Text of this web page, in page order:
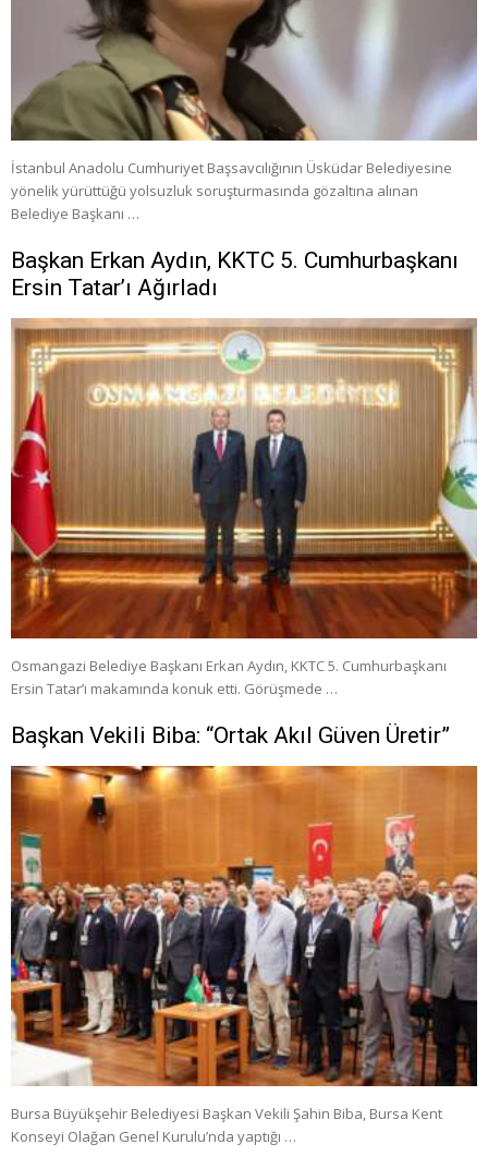
İstanbul Anadolu Cumhuriyet Başsavcılığının Üsküdar Belediyesine
yönelik yürüttüğü yolsuzluk soruşturmasında gözaltına alınan
Belediye Başkanı …
Başkan Erkan Aydın, KKTC 5. Cumhurbaşkanı
Ersin Tatar’ı Ağırladı
Osmangazi Belediye Başkanı Erkan Aydın, KKTC 5. Cumhurbaşkanı
Ersin Tatar’ı makamında konuk etti. Görüşmede …
Başkan Vekili Biba: “Ortak Akıl Güven Üretir”
Bursa Büyükşehir Belediyesi Başkan Vekili Şahin Biba, Bursa Kent
Konseyi Olağan Genel Kurulu’nda yaptığı …